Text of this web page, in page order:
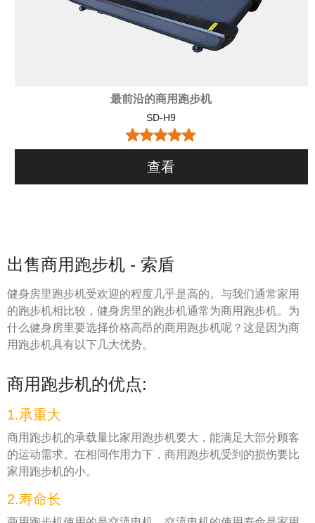
最前沿的商用跑步机
SD-H9
查看
出售商用跑步机 - 索盾
健身房里跑步机受欢迎的程度几乎是高的。与我们通常家用
的跑步机相比较，健身房里的跑步机通常为商用跑步机。为
什么健身房里要选择价格高昂的商用跑步机呢？这是因为商
用跑步机具有以下几大优势。
商用跑步机的优点:
1.承重大
商用跑步机的承载量比家用跑步机要大，能满足大部分顾客
的运动需求。在相同作用力下，商用跑步机受到的损伤要比
家用跑步机的小。
2.寿命长